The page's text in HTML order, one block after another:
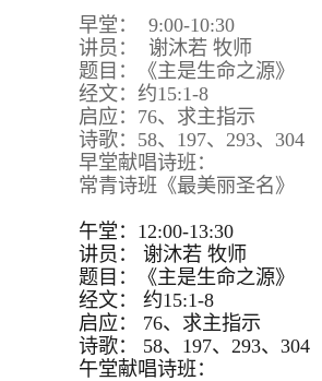
早堂： 9:00-10:30
讲员： 谢沐若 牧师
题目：《主是生命之源》
经文：约15:1-8
启应：76、求主指示
诗歌：58、197、293、304
早堂献唱诗班：
常青诗班《最美丽圣名》
午堂：12:00-13:30
讲员：
谢沐若 牧师
题目：
《主是生命之源》
经文：
约15:1-8
启应：
76、求主指示
诗歌：
58、197、293、 304
午堂献唱诗班：